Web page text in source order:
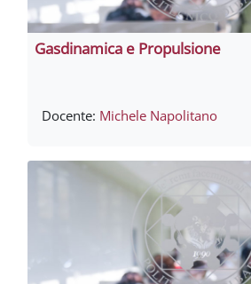
Gasdinamica e Propulsione
Docente: Michele Napolitano